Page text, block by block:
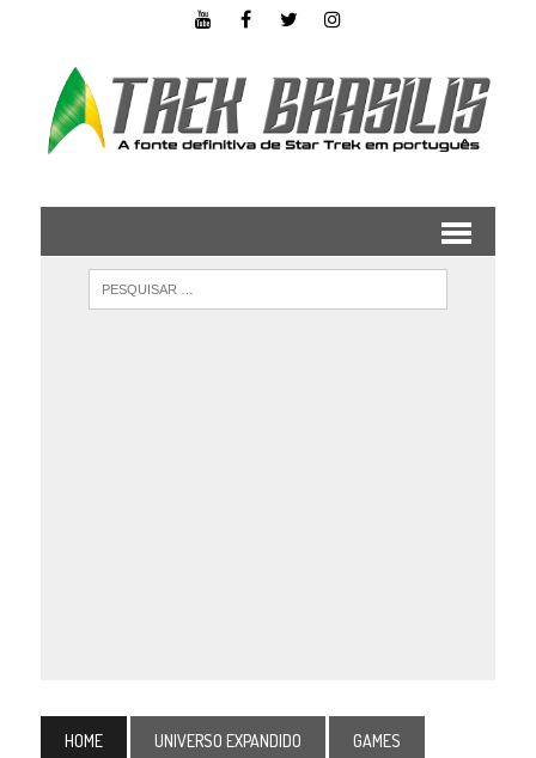
HOME UNIVERSO EXPANDIDO GAMES